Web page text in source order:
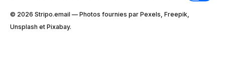
© 2026 Stripо.email — Photos fournies par Pexels, Freepik,
Unsplash et Pixabay.